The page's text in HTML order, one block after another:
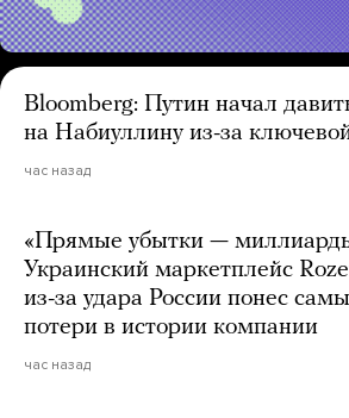
Bloomberg: Путин начал
на Набиуллину из-за
час назад
«Прямые убытки —
Украинский маркетплейс
из-за удара России понес
потери в истории компании
час назад